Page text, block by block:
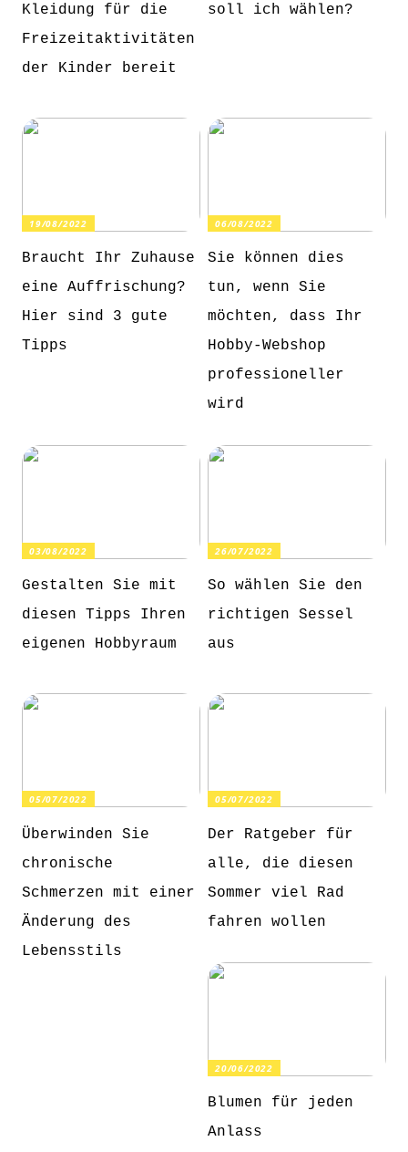
Kleidung für die
Freizeitaktivitäten
der Kinder bereit
soll ich wählen?
19/08/2022
Braucht Ihr Zuhause
eine Auffrischung?
Hier sind 3 gute
Tipps
06/08/2022
Sie können dies
tun, wenn Sie
möchten, dass Ihr
Hobby-Webshop
professioneller
wird
03/08/2022
Gestalten Sie mit
diesen Tipps Ihren
eigenen Hobbyraum
26/07/2022
So wählen Sie den
richtigen Sessel
aus
05/07/2022
Überwinden Sie
chronische
Schmerzen mit einer
Änderung des
Lebensstils
05/07/2022
Der Ratgeber für
alle, die diesen
Sommer viel Rad
fahren wollen
20/06/2022
Blumen für jeden
Anlass